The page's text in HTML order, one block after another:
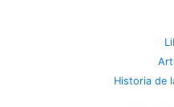
Historia de